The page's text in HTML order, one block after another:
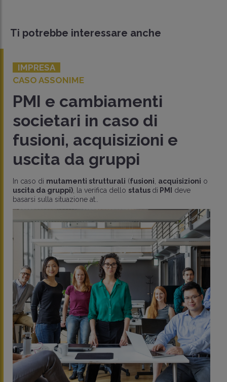
Ti potrebbe interessare anche
IMPRESA
CASO ASSONIME
PMI e cambiamenti
societari in caso di
fusioni, acquisizioni e
uscita da gruppi
In caso di mutamenti strutturali (fusioni acquisizioni o
uscita da gruppi) , la verifica dello status di PMI
deve
basarsi sulla situazione at..